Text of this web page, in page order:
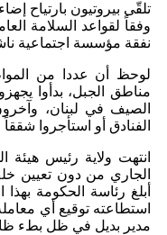
تلقّى بيروتيون بارتياح
وفقاً لقواعد السلامة
نفقة مؤسسة اجتماعية
لوحظ أن عددا من
مناطق الجبل، بدأوا
الصيف في لبنان،
الفنادق أو استأجروا
انتهت ولاية رئيس هيئة
الجاري من دون تعيين
أبلغ رئاسة الحكومة
استطاعته توقيع أي
مدير بديل في ظل بطء